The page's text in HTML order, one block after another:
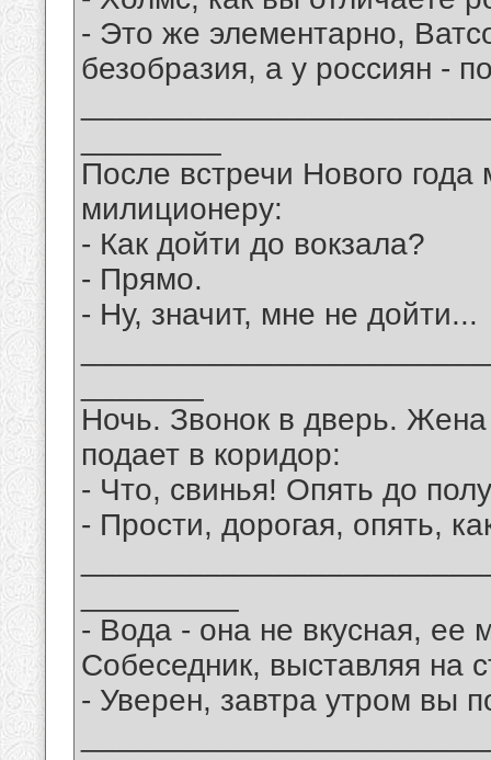
- Это же элементарно,
безобразия, а у россиян -
После встречи Нового
милиционеру:
- Как дойти до вокзала?
- Прямо.
- Ну, значит, мне не дойти...
Ночь. Звонок в дверь.
подает в коридор:
- Что, свинья! Опять до
- Прости, дорогая, опять,
- Вода - она не вкусная, ее
Собеседник, выставляя на
- Уверен, завтра утром вы